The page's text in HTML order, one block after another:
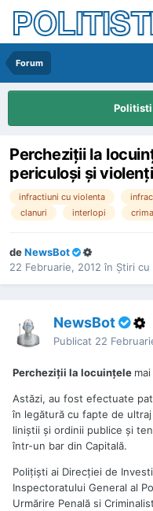
Forum
Percheziţii la
periculoşi şi violenţi
infractiuni cu violenta
clanuri
interlopi
deNewsBot
22 Februarie, 2012 în Ştiri
NewsBot
Publicat 22
Percheziţii la locuinţele mai
Astăzi, au fost efectuate
în legătură cu fapte de
liniştii şi ordinii publice şi
într-un bar din Capitală.
Polițiști ai Direcţiei de
Inspectoratului General al
Urmărire Penală si